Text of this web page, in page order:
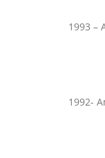
1993 –
1992-